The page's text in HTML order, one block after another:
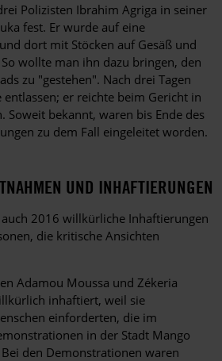
Polizisten Ibrahim Agriga in seiner
fest. Er wurde auf eine
dort mit Stöcken auf Gesäß und
wollte man ihn dazu bringen, den
zu "gestehen". Nach drei Tagen
er reichte beim Gericht in
Soweit bekannt, waren bis Ende des
zu dem Fall eingeleitet worden.
UND INHAFTIERUNGEN
2016 willkürliche Inhaftierungen
die kritische Ansichten
Adamou Moussa und Zékeria
inhaftiert, weil sie
einforderten, die im
in der Stadt Mango
den Demonstrationen waren